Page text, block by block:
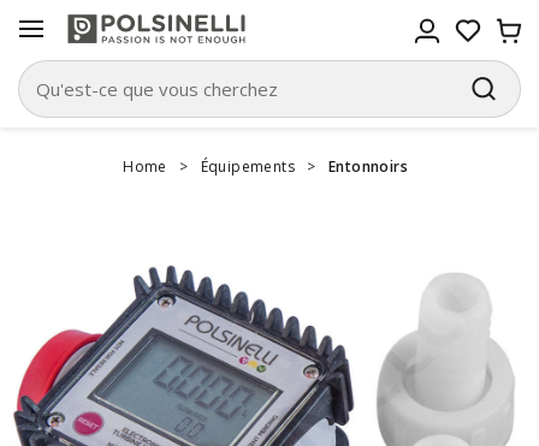
Home > Équipements > Entonnoirs